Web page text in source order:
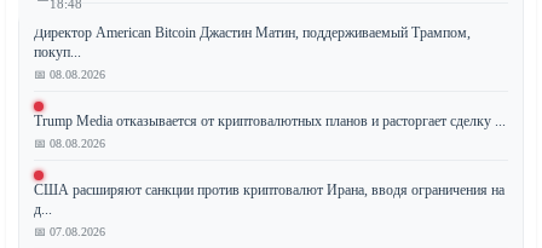
18:48
Конгресс
США
усилия
по
запрету
Директор American Bitcoin Джастин Матин, поддерживаемый Трампом,
покуп...
📅 08.08.2026
Trump Media отказывается от криптовалютных планов и расторгает сделку ...
📅 08.08.2026
США расширяют санкции против криптовалют Ирана, вводя ограничения на
д...
📅 07.08.2026